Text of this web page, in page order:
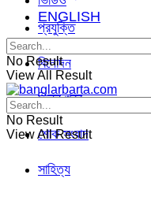
প্রযুক্তি
বিনোদন
ভিন্ন খবর
শোক সংবাদ
সাহিত্য
ENGLISH
No Result
View All Result
No Result
View All Result